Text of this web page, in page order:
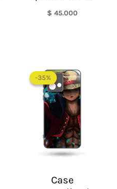
$ 45.000
-35%
-35%
Case